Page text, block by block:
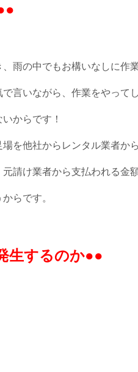
雨の中でもお構いなしに作
言いながら、作業をやってし
からです！
を他社からレンタル業者か
請け業者から支払われる金
らです。
生するのか●●